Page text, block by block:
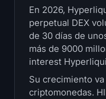
Tesorerías de
Tesorerías de
Tesorerías de
En 2026,
perpetual DEX
de 30 días de
más de 9000
interest
Su crecimiento
criptomonedas.